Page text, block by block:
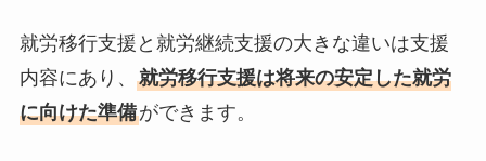
就労移行支援と就労継続支援の大きな違いは支援
内容にあり、 就労移行支援は将来の安定した就労
に向けた準備ができます。